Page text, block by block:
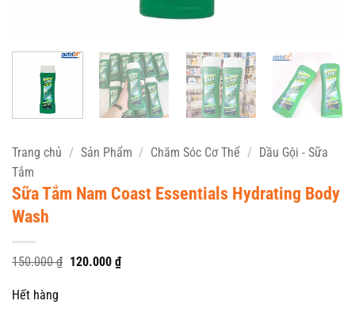
Trang chủ / Sản Phẩm / Chăm Sóc Cơ Thể / Dầu Gội - Sữa
Tắm
Sữa Tắm Nam Coast Essentials Hydrating Body
Wash
150.000₫ Giá
120.000 ₫Giá
hiện
Hết hàng